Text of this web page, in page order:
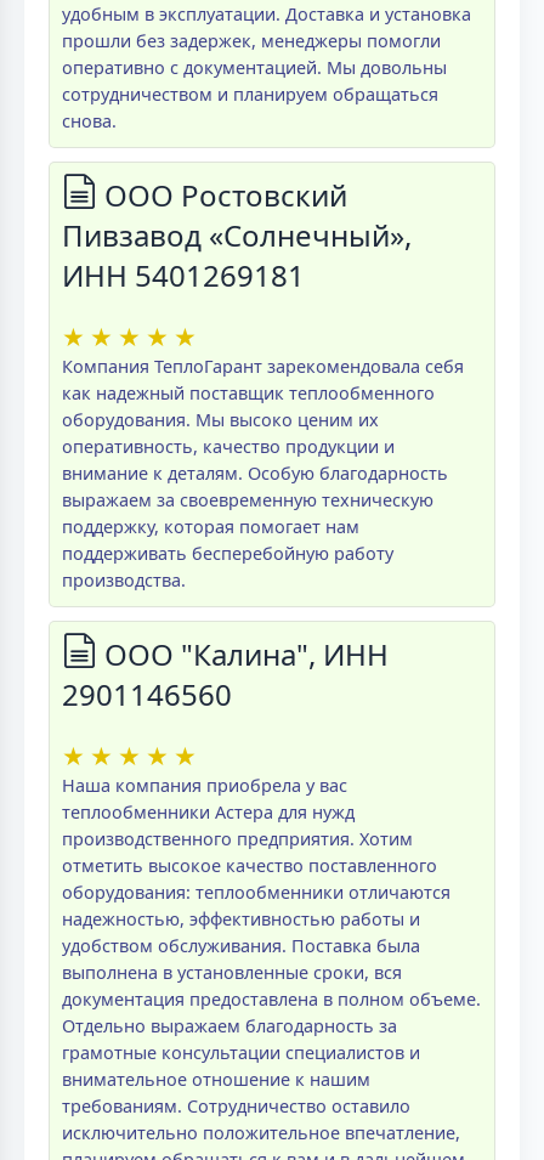
удобным в эксплуатации. Доставка и установка
прошли без задержек, менеджеры помогли
оперативно с документацией. Мы довольны
сотрудничеством и планируем обращаться
снова.
ООО Ростовский
Пивзавод «Солнечный»,
ИНН 5401269181
★ ★ ★ ★ ★
Компания ТеплоГарант зарекомендовала себя
как надежный поставщик теплообменного
оборудования. Мы высоко ценим их
оперативность, качество продукции и
внимание к деталям. Особую благодарность
выражаем за своевременную техническую
поддержку, которая помогает нам
поддерживать бесперебойную работу
производства.
ООО "Калина", ИНН
2901146560
★ ★ ★ ★ ★
Наша компания приобрела у вас
теплообменники Астера для нужд
производственного предприятия. Хотим
отметить высокое качество поставленного
оборудования: теплообменники отличаются
надежностью, эффективностью работы и
удобством обслуживания. Поставка была
выполнена в установленные сроки, вся
документация предоставлена в полном объеме.
Отдельно выражаем благодарность за
грамотные консультации специалистов и
внимательное отношение к нашим
требованиям. Сотрудничество оставило
исключительно положительное впечатление,